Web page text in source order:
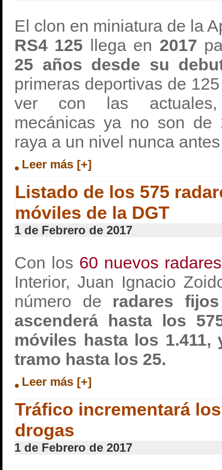
El clon en miniatura de la
RS4 125 llega en 2017
25 años desde su
primeras deportivas de
ver con las actuales,
mecánicas ya no son de
raya a un nivel nunca
Leer más [+]
Listado de los 575
móviles de la DGT
1 de Febrero de 2017
Con los 60 nuevos radares
Interior, Juan Ignacio
número de radares
ascenderá hasta los
móviles hasta los 1.411,
tramo hasta los 25.
Leer más [+]
Tráfico incrementará
drogas
1 de Febrero de 2017